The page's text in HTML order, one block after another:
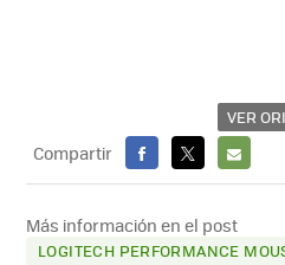
VER
Compartir
FACEBOOK
X
E-
MAIL
Más información en el post
LOGITECH PERFORMANCE